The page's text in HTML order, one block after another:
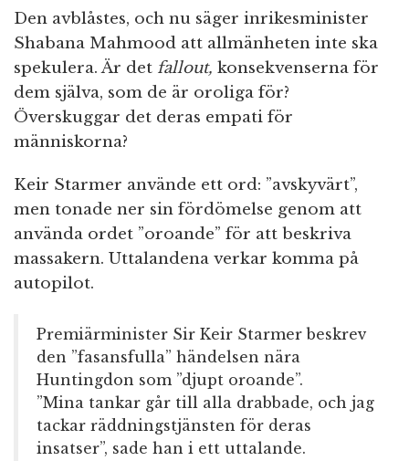
Den avblåstes, och nu säger inrikesminister
Shabana Mahmood att allmänheten inte ska
spekulera. Är det fallout, konsekvenserna för
dem själva, som de är oroliga för?
Överskuggar det deras empati för
människorna?
Keir Starmer använde ett ord: ”avskyvärt”,
men tonade ner sin fördömelse genom att
använda ordet ”oroande” för att beskriva
massakern. Uttalandena verkar komma på
autopilot.
Premiärminister Sir Keir Starmer beskrev
den ”fasansfulla” händelsen nära
Huntingdon som ”djupt oroande”.
”Mina tankar går till alla drabbade, och jag
tackar räddningstjänsten för deras
insatser”, sade han i ett uttalande.